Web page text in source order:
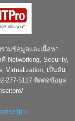
รวมข้อมูลและเนื้อหา
Networking, Security,
Virtualization, เป็นต้น
277-5117 ติดต่อข้อมูล